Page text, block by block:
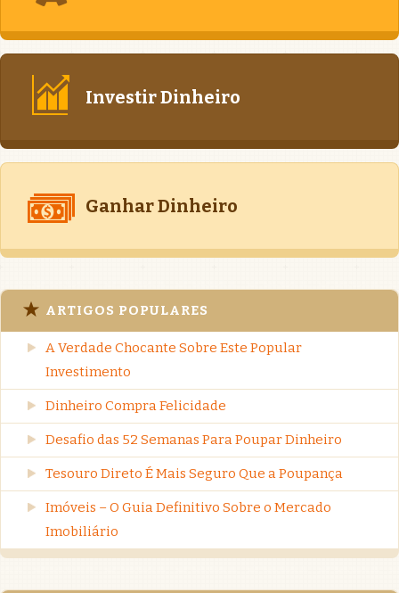
Investir Dinheiro
Ganhar Dinheiro
ARTIGOS POPULARES
A Verdade Chocante Sobre Este Popular
Investimento
Dinheiro Compra Felicidade
Desafio das 52 Semanas Para Poupar Dinheiro
Tesouro Direto É Mais Seguro Que a Poupança
Imóveis – O Guia Definitivo Sobre o Mercado
Imobiliário